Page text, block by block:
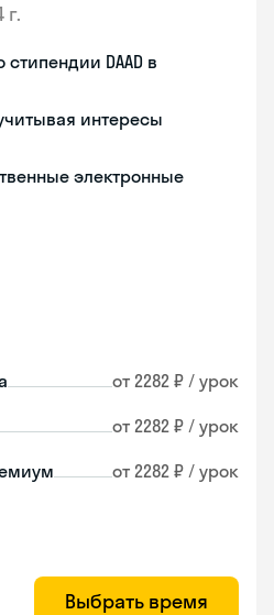
г.
DAAD в
интересы
электронные
от 2282 ₽ / урок
от 2282 ₽ / урок
от 2282 ₽ / урок
Выбрать время